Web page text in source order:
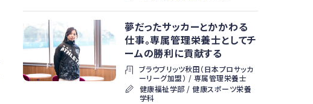
ブラウブリッツ秋田（日本プロサッカ
ーリーグ加盟） / 専属管理栄養士
健康福祉学部 / 健康スポーツ栄養
学科
夢だったサッカーとかかわる
仕事。専属管理栄養士としてチ
ームの勝利に貢献する